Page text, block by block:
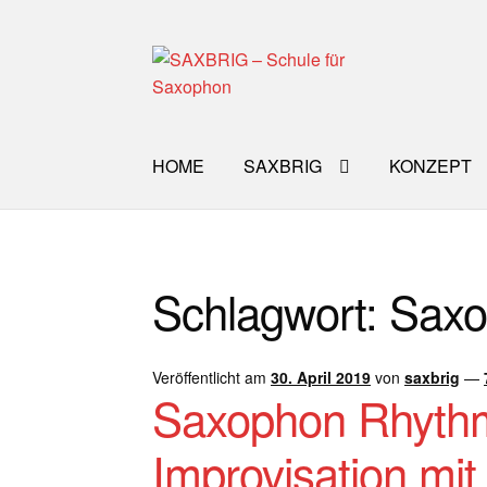
Zur
Navigation
Zum
Inhalt
HOME SAXBRIG KONZEPT
Impro Basic – Download PDF + mp3
Schlagwort:
Veröffentlicht am30. April 2019 vonsaxbrig —
Saxophon
Improvisation